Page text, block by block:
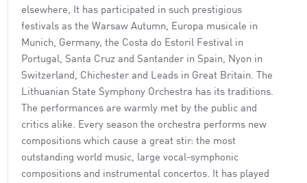
elsewhere, It has participated in such prestigious
festivals as the Warsaw Autumn, Europa musicale in
Munich, Germany, the Costa do Estoril Festival in
Portugal, Santa Cruz and Santander in Spain, Nyon in
Switzerland, Chichester and Leads in Great Britain. The
Lithuanian State Symphony Orchestra has its traditions.
The performances are warmly met by the public and
critics alike. Every season the orchestra performs new
compositions which cause a great stir: the most
outstanding world music, large vocal-symphonic
compositions and instrumental concertos. It has played